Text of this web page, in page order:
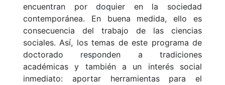
encuentran por doquier en la sociedad
contemporánea. En buena medida, ello es
consecuencia del trabajo de las ciencias
sociales. Así, los temas de este programa de
doctorado responden a tradiciones
académicas y también a un interés social
inmediato: aportar herramientas para el